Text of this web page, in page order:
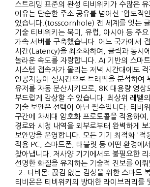
스트리밍 표준의 완성 티비위키가 수많은
이유는 단순한 주소 공유를 넘어선 '압도적
있습니다.(tosscornhole) 전 세계를 잇는
기술 티비위키는 북미, 유럽, 아시아 등 주
가속 서버를 구축했습니다. 어느 국가에서
시간(Latency)을 최소화하여, 클릭과 동시
놀라운 속도를 자랑합니다. AI 기반의 스마
시스템 접속자가 몰리는 저녁 시간대에도 걱
인공지능이 실시간으로 트래픽을 분석하여
유저를 자동 분산시키므로, 8K 대용량 영상
부드럽게 감상할 수 있습니다. 최상위 레벨
기술 보안은 선택이 아닌 필수입니다. 티비
구간에 차세대 암호화 프로토콜을 적용하여
경로와 시청 내역을 외부로부터 완벽하게
보안망을 운영합니다. 모든 기기 최적화 '적
적용 PC, 스마트폰, 태블릿 등 어떤 환경에
찾아냅니다. 저사양 기기에서도 불필요한 리
선명한 화질을 유지하는 기술적 진보
2. 티비몬: 끊김 없는 감상을 위한 스마트
티비몬은 티비위키의 방대한 라이브러리를